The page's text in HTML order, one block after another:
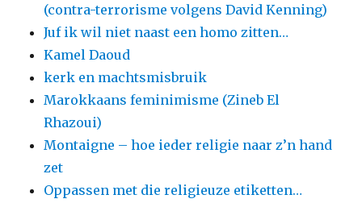
(contra-terrorisme volgens David Kenning)
Juf ik wil niet naast een homo zitten…
Kamel Daoud
kerk en machtsmisbruik
Marokkaans feminimisme (Zineb El
Rhazoui)
Montaigne – hoe ieder religie naar z’n hand
zet
Oppassen met die religieuze etiketten…